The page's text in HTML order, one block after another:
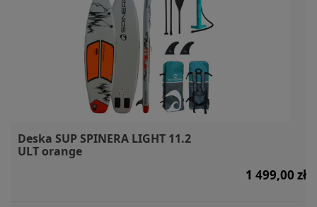
Deska SUP SPINERA LIGHT 11.2
ULT orange
1 499,00 zł